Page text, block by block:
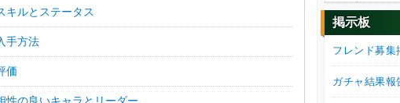
キルとステータス
手方法
価
掲示板
フレンド募集
ガチャ結果報